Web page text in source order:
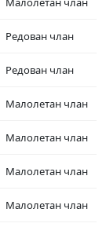
Редован члан
Редован члан
Малолетан члан
Малолетан члан
Малолетан члан
Малолетан члан